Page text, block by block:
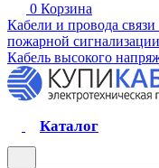
0 Корзина
Кабели и провода связи
пожарной сигнализации
Кабель высокого
Каталог